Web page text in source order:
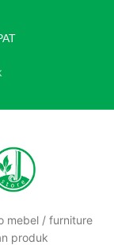
mebel / furniture
produk